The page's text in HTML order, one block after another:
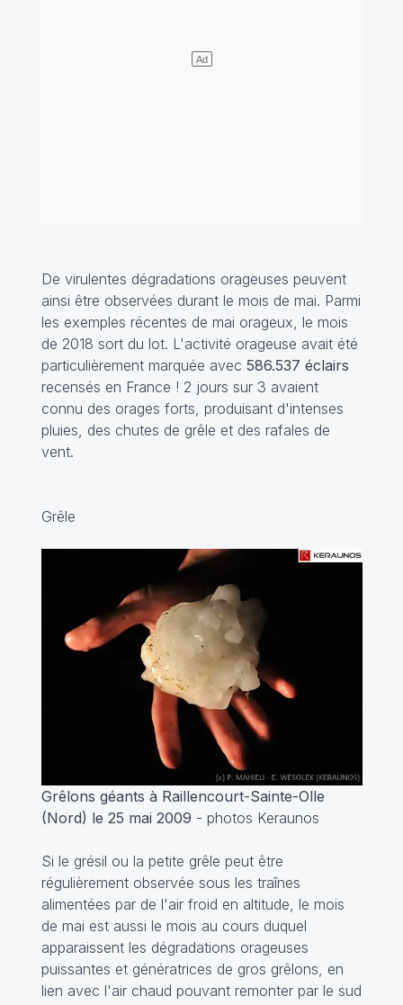
De virulentes dégradations orageuses peuvent
ainsi être observées durant le mois de mai. Parmi
les exemples récentes de mai orageux, le mois
de 2018 sort du lot. L'activité orageuse avait été
particulièrement marquée avec 586.537 éclairs
recensés en France ! 2 jours sur 3 avaient
connu des orages forts, produisant d'intenses
pluies, des chutes de grêle et des rafales de
vent.
Grêle
Grêlons géants à Raillencourt-Sainte-Olle
(Nord) le 25 mai 2009 - photos Keraunos
Si le grésil ou la petite grêle peut être
régulièrement observée sous les traînes
alimentées par de l'air froid en altitude, le mois
de mai est aussi le mois au cours duquel
apparaissent les dégradations orageuses
puissantes et génératrices de gros grêlons, en
lien avec l'air chaud pouvant remonter par le sud